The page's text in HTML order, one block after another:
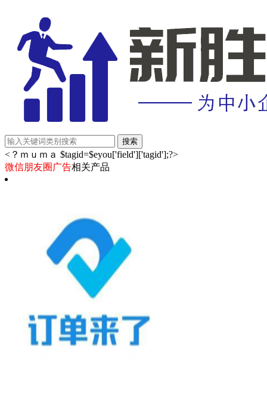
<？ｍｕｍａ $tagid=$eyou['field']['tagid'];?>
微信朋友圈广告相关产品